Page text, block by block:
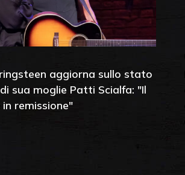
aggiorna sullo stato
sua moglie Patti Scialfa: "Il
remissione"